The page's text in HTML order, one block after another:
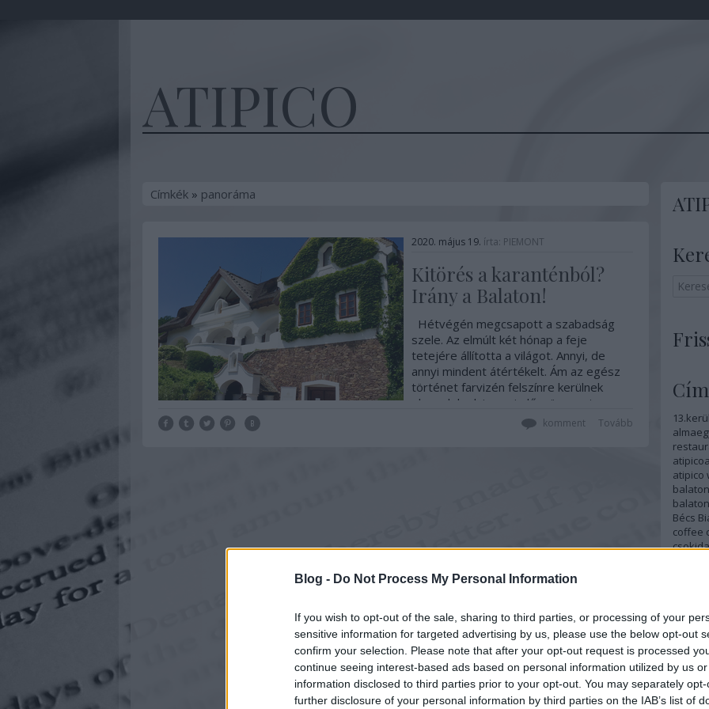
Blog - Do Not Process My Personal Information
If you wish to opt-out of the sale, sharing to third parties, or processing of your
sensitive information for targeted advertising by us, please use the below opt-out
confirm your selection. Please note that after your opt-out request is processed
continue seeing interest-based ads based on personal information utilized by us
information disclosed to third parties prior to your opt-out. You may separately
further disclosure of your personal information by third parties on the IAB’s list of
ATIPICO
Címkék» panoráma
2020. május 19. írta: PIEMONT
Kitörés a karanténból?
Irány a Balaton!
Hétvégén megcsapott a szabadság
szele. Az elmúlt két hónap a feje
tetejére állította a világot. Annyi, de
annyi mindent átértékelt. Ám az egész
történet farvizén felszínre kerülnek
olyan dolgok is, ami először annyira
banálisnak tűnik, hogy szinte szégyelled,
Tovább
komment
atipico
Bécs
coffee
északi
tető